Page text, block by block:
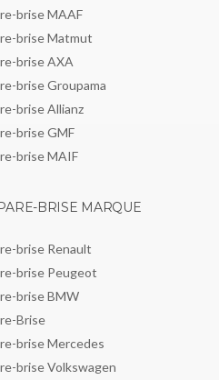
brise MAAF
brise Matmut
brise AXA
brise Groupama
brise Allianz
brise GMF
brise MAIF
BRISE MARQUE
brise Renault
brise Peugeot
brise BMW
Brise
brise Mercedes
brise Volkswagen